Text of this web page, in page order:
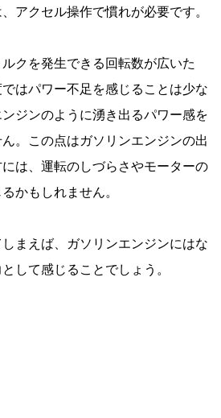
アクセル操作で慣れが必要です。
クを発生できる回転数が広いた
はパワー不足を感じることは少な
ジンのように湧き出るパワー感を
。この点はガソリンエンジンの出
は、運転のしづらさやモーターの
かもしれません。
まえば、ガソリンエンジンにはな
して感じることでしょう。